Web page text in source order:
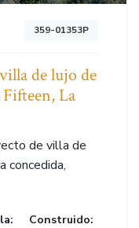
359-01353P
de lujo de
La
de villa de
concedida,
Construido: